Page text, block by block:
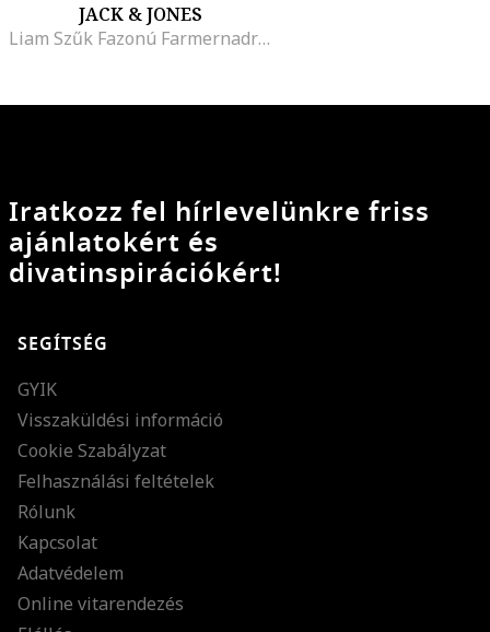
JACK & JONES
Liam Szűk Fazonú Farmernadrág
Iratkozz fel hírlevelünkre friss
ajánlatokért és
divatinspirációkért!
SEGÍTSÉG
GYIK
Visszaküldési információ
Cookie Szabályzat
Felhasználási feltételek
Rólunk
Kapcsolat
Adatvédelem
Online vitarendezés